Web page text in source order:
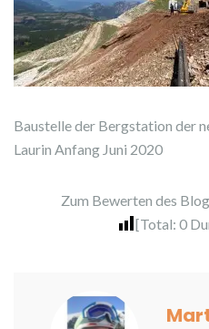
Baustelle der Bergstation der
Laurin Anfang Juni 2020
Zum Bewerten des
[Total: 0